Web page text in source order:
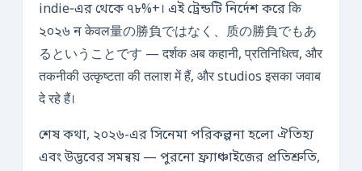
indie‑এর থেকে ৭৮%+। এই ট্রেন্ডটি নির্দেশ করে कि
২০২৬ ন केवल量の勝負ではなく、质の勝負でもあ
るということです — दर्शक अब कहानी, प्रतिनिधित्व, और
तकनीकी उत्कृष्टता की तलाश में हैं, और studios इसका जवाब
दे रहे हैं।
শেষ কথা, ২০২৬-এর সিনেমা পরিকল্পনা হলো ঐতিহ্য
এবং উদ্ভবের সমন্বয় — পুরনো ফ্র্যাঞ্চাইজের প্রতিশ্রুতি,